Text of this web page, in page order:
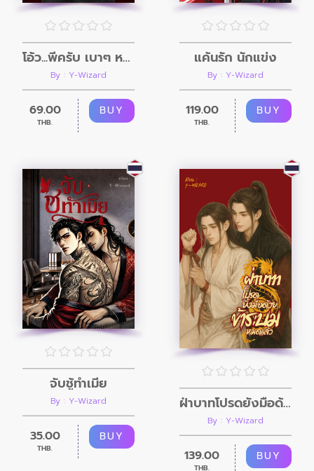
โอ้ว...พี่ครับ เบาๆ หน่อย
By : Y-Wizard
69.00
THB.
BUY
แค้นรัก นักแข่ง
By : Y-Wizard
119.00
THB.
BUY
จับชู้ทำเมีย
By : Y-Wizard
35.00
THB.
BUY
ฝ่าบาทโปรดยั้งมือด้วย ข้าระบมหมดแล้ว
By : Y-Wizard
139.00
THB.
BUY